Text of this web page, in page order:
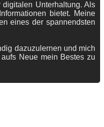
Unterhaltung. Als
bietet. Meine
eines der spannendsten
dazuzulernen und mich
Neue mein Bestes zu